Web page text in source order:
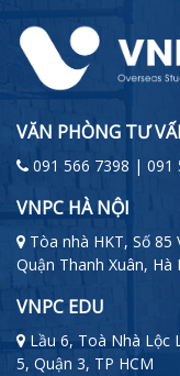
VĂN PHÒNG TƯ
091 566 7398 | 091
VNPC HÀ NỘI
Tòa nhà HKT, Số
Quận Thanh Xuân, Hà
VNPC EDU
Lầu 6, Toà Nhà Lộc
5, Quận 3, TP HCM